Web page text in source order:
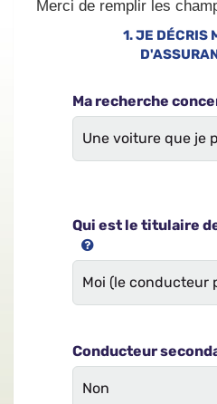
Merci de remplir les